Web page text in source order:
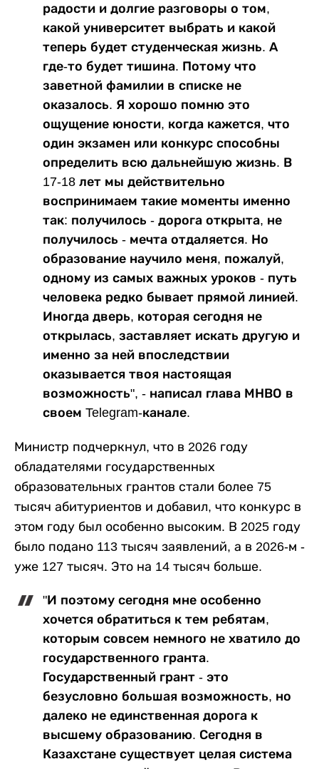
радости и долгие разговоры о том,
какой университет выбрать и какой
теперь будет студенческая жизнь. А
где-то будет тишина. Потому что
заветной фамилии в списке не
оказалось. Я хорошо помню это
ощущение юности, когда кажется, что
один экзамен или конкурс способны
определить всю дальнейшую жизнь. В
17-18 лет мы действительно
воспринимаем такие моменты именно
так: получилось - дорога открыта, не
получилось - мечта отдаляется. Но
образование научило меня, пожалуй,
одному из самых важных уроков - путь
человека редко бывает прямой линией.
Иногда дверь, которая сегодня не
открылась, заставляет искать другую и
именно за ней впоследствии
оказывается твоя настоящая
возможность", - написал глава МНВО в
своем Telegram-канале.
Министр подчеркнул, что в 2026 году
обладателями государственных
образовательных грантов стали более 75
тысяч абитуриентов и добавил, что конкурс в
этом году был особенно высоким. В 2025 году
было подано 113 тысяч заявлений, а в 2026-м -
уже 127 тысяч. Это на 14 тысяч больше.
"И поэтому сегодня мне особенно
хочется обратиться к тем ребятам,
которым совсем немного не хватило до
государственного гранта.
Государственный грант - это
безусловно большая возможность, но
далеко не единственная дорога к
высшему образованию. Сегодня в
Казахстане существует целая система